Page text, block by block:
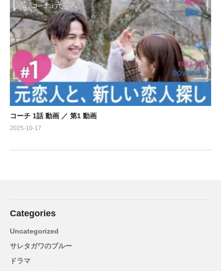
コーチ 1話 動画 ／ 第1 動画
2025-10-17
Categories
Uncategorized
サレタガワのブルー
ドラマ